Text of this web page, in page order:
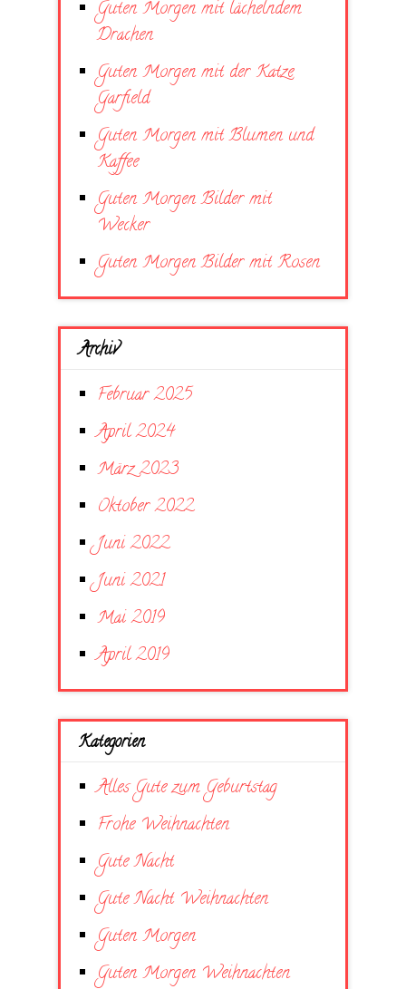
Guten Morgen mit lächelndem
Drachen
Guten Morgen mit der Katze
Garfield
Guten Morgen mit Blumen und
Kaffee
Guten Morgen Bilder mit
Wecker
Guten Morgen Bilder mit Rosen
Archiv
Februar 2025
April 2024
März 2023
Oktober 2022
Juni 2022
Juni 2021
Mai 2019
April 2019
Kategorien
Alles Gute zum Geburtstag
Frohe Weihnachten
Gute Nacht
Gute Nacht Weihnachten
Guten Morgen
Guten Morgen Weihnachten